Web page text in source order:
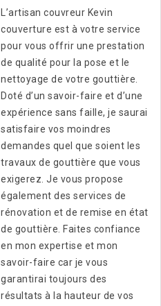
L’artisan couvreur Kevin
couverture est à votre service
pour vous offrir une prestation
de qualité pour la pose et le
nettoyage de votre gouttière.
Doté d’un savoir-faire et d’une
expérience sans faille, je saurai
satisfaire vos moindres
demandes quel que soient les
travaux de gouttière que vous
exigerez. Je vous propose
également des services de
rénovation et de remise en état
de gouttière. Faites confiance
en mon expertise et mon
savoir-faire car je vous
garantirai toujours des
résultats à la hauteur de vos